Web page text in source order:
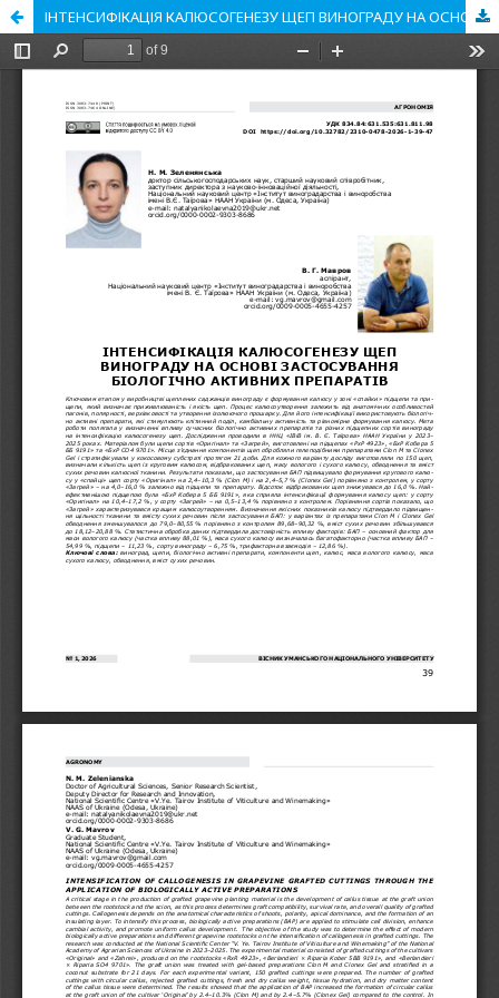
ІНТЕНСИФІКАЦІЯ КАЛЮСОГЕНЕЗУ ЩЕП ВИНОГРАДУ НА ОСНОВІ ЗАСТОСУВАННЯ БІОЛОГІЧНО АКТИВНИХ ПРЕПАРАТІВ